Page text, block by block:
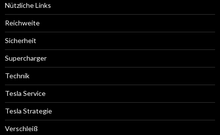
Nützliche Links
Reichweite
Sicherheit
Supercharger
Technik
Tesla Service
Tesla Strategie
Verschleiß